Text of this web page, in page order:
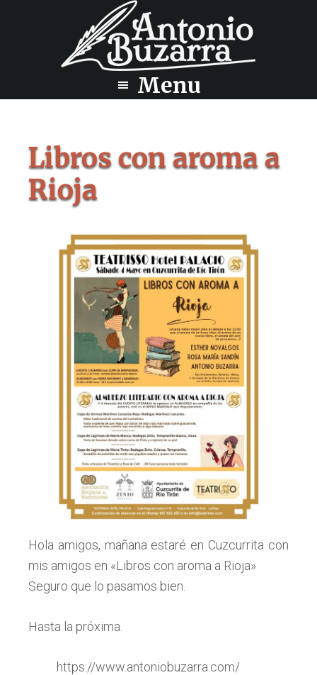
Menu
Libros con aroma a
Rioja
Hola amigos, mañana estaré en Cuzcurrita con
mis amigos en «Libros con aroma a Rioja»
Seguro que lo pasamos bien.
Hasta la próxima.
https://www.antoniobuzarra.com/